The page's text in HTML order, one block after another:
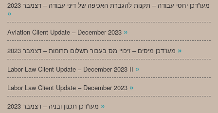
מעו”דכן יחסי עבודה – תקנות להגברת האכיפה של דיני עבודה – דצמבר 2023
»
Aviation Client Update – December 2023 »
»
Labor Law Client Update – December 2023 II »
Labor Law Client Update – December 2023 »
»